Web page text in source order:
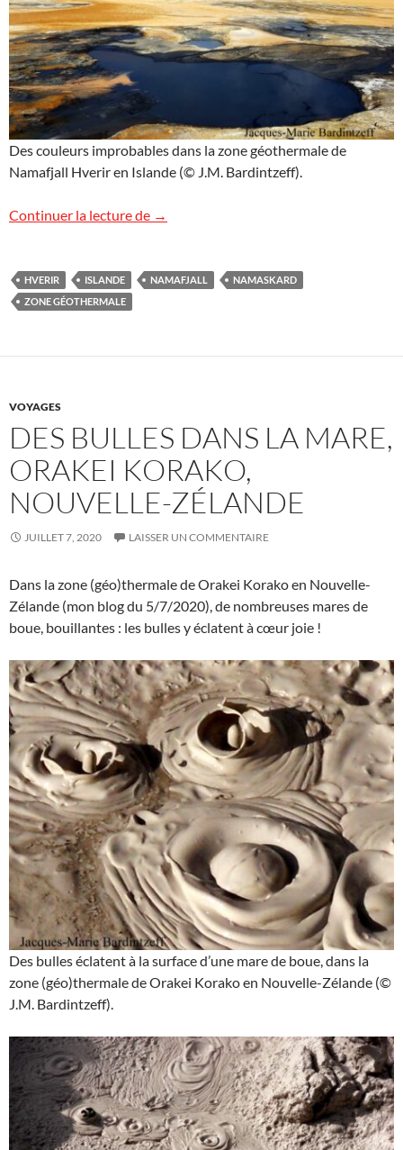
Des couleurs improbables dans la zone géothermale de
Namafjall Hverir en Islande (© J.M. Bardintzeff).
Continuer la lecture de Zone géothermale de Namafjall Hverir
→
HVERIR ISLANDE NAMAFJALL
NAMASKARD
ZONE GÉOTHERMALE
VOYAGES
DES BULLES DANS LA MARE,
ORAKEI KORAKO,
NOUVELLE-ZÉLANDE
JUILLET 7, 2020 LAISSER UN COMMENTAIRE
Dans la zone (géo)thermale de Orakei Korako en Nouvelle-
Zélande (mon blog du 5/7/2020), de nombreuses mares de
boue, bouillantes : les bulles y éclatent à cœur joie !
Des bulles éclatent à la surface d’une mare de boue, dans la
zone (géo)thermale de Orakei Korako en Nouvelle-Zélande (©
J.M. Bardintzeff).